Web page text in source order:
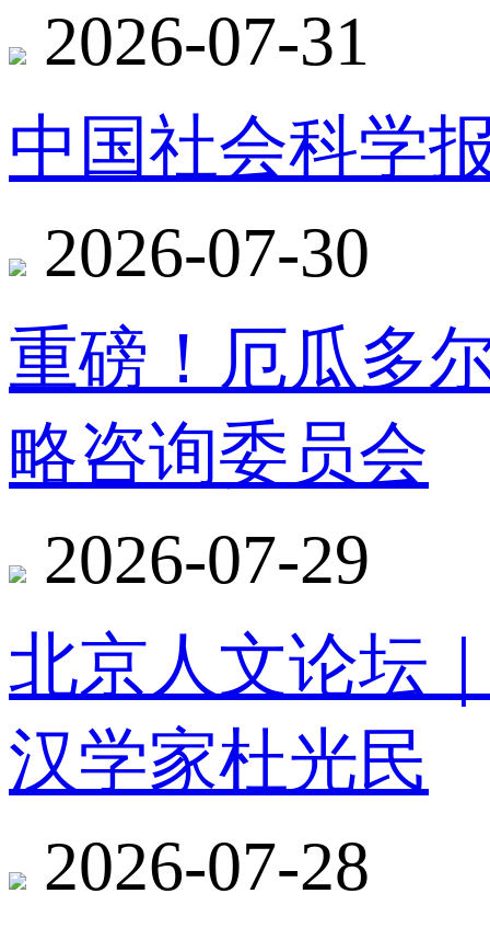
2026-07-31
中国社会科学
2026-07-30
重磅！厄瓜多
略咨询委员会
2026-07-29
北京人文论坛
汉学家杜光民
2026-07-28